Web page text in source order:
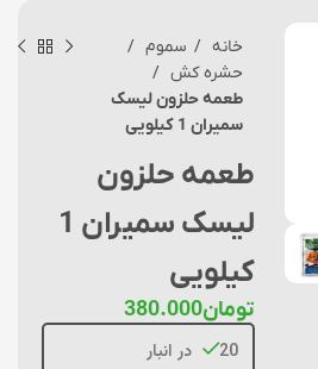
کنید
خانه
سموم
حشره کش
طعمه حلزون لیسک
سمیران 1 کیلویی
طعمه حلزون
لیسک سمیران 1
کیلویی
تومان380.000
20 در انبار